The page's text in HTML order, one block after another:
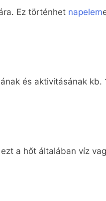
Ez történhet napelem
és aktivitásának kb.
a hőt általában víz